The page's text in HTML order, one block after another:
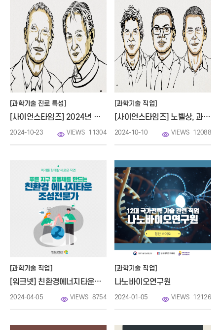
[과학기술 진로 특성]
[사이언스타임즈] 2024년 노벨 물리학상은 인공지능 대부들에게로
2024-10-23 VIEWS 11304
[과학기술 직업]
[사이언스타임즈] 노벨상, 과학의 정점을 향한 120여년의 여정과 도전
2024-10-10 VIEWS 12088
[과학기술 직업]
[워크넷] 친환경에너지타운조성전문가
2024-04-05 VIEWS 8754
[과학기술 직업]
나노바이오연구원
2024-01-05 VIEWS 12126